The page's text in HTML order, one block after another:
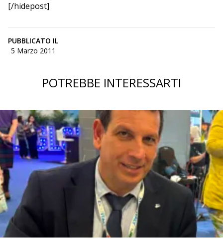
[/hidepost]
PUBBLICATO IL
5 Marzo 2011
POTREBBE INTERESSARTI